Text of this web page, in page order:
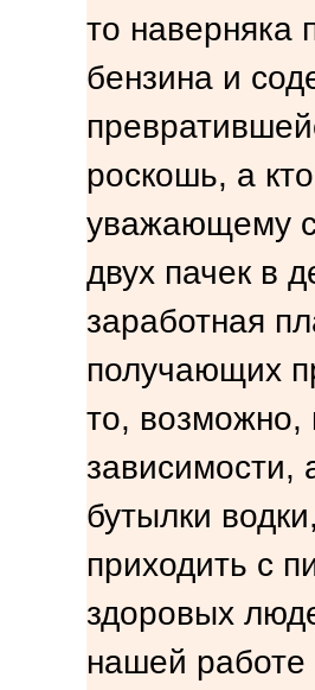
то наверняка
бензина и
роскошь, а
уважающему
двух пачек в
заработная
получающих
то, возможно,
зависимости,
бутылки
приходить с
здоровых
нашей работе